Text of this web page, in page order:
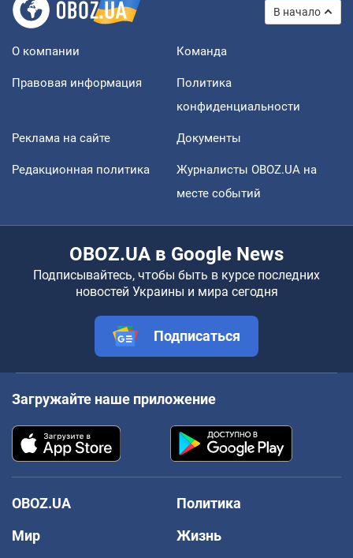
В начало
О компании Команда
Правовая информация
Политика
конфиденциальности
Реклама на сайте Документы
Редакционная политика
Журналисты OBOZ.UA на
месте событий
OBOZ.UA в Google News
Подписывайтесь, чтобы быть в курсе последних
новостей Украины и мира сегодня
Подписаться
Загружайте наше приложение
OBOZ.UA
Политика
Мир
Жизнь